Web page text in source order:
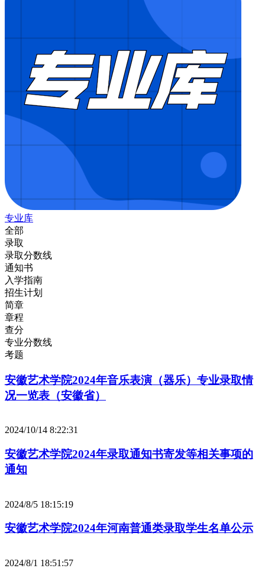
专业库
全部
录取
录取分数线
通知书
入学指南
招生计划
简章
章程
查分
专业分数线
考题
安徽艺术学院2024年音乐表演（器乐）专业录取情
况一览表（安徽省）
2024/10/14 8:22:31
安徽艺术学院2024年录取通知书寄发等相关事项的
通知
2024/8/5 18:15:19
安徽艺术学院2024年河南普通类录取学生名单公示
2024/8/1 18:51:57